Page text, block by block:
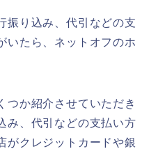
振り込み、代引などの支
いたら、ネットオフのホ
つか紹介させていただき
み、代引などの支払い方
がクレジットカードや銀